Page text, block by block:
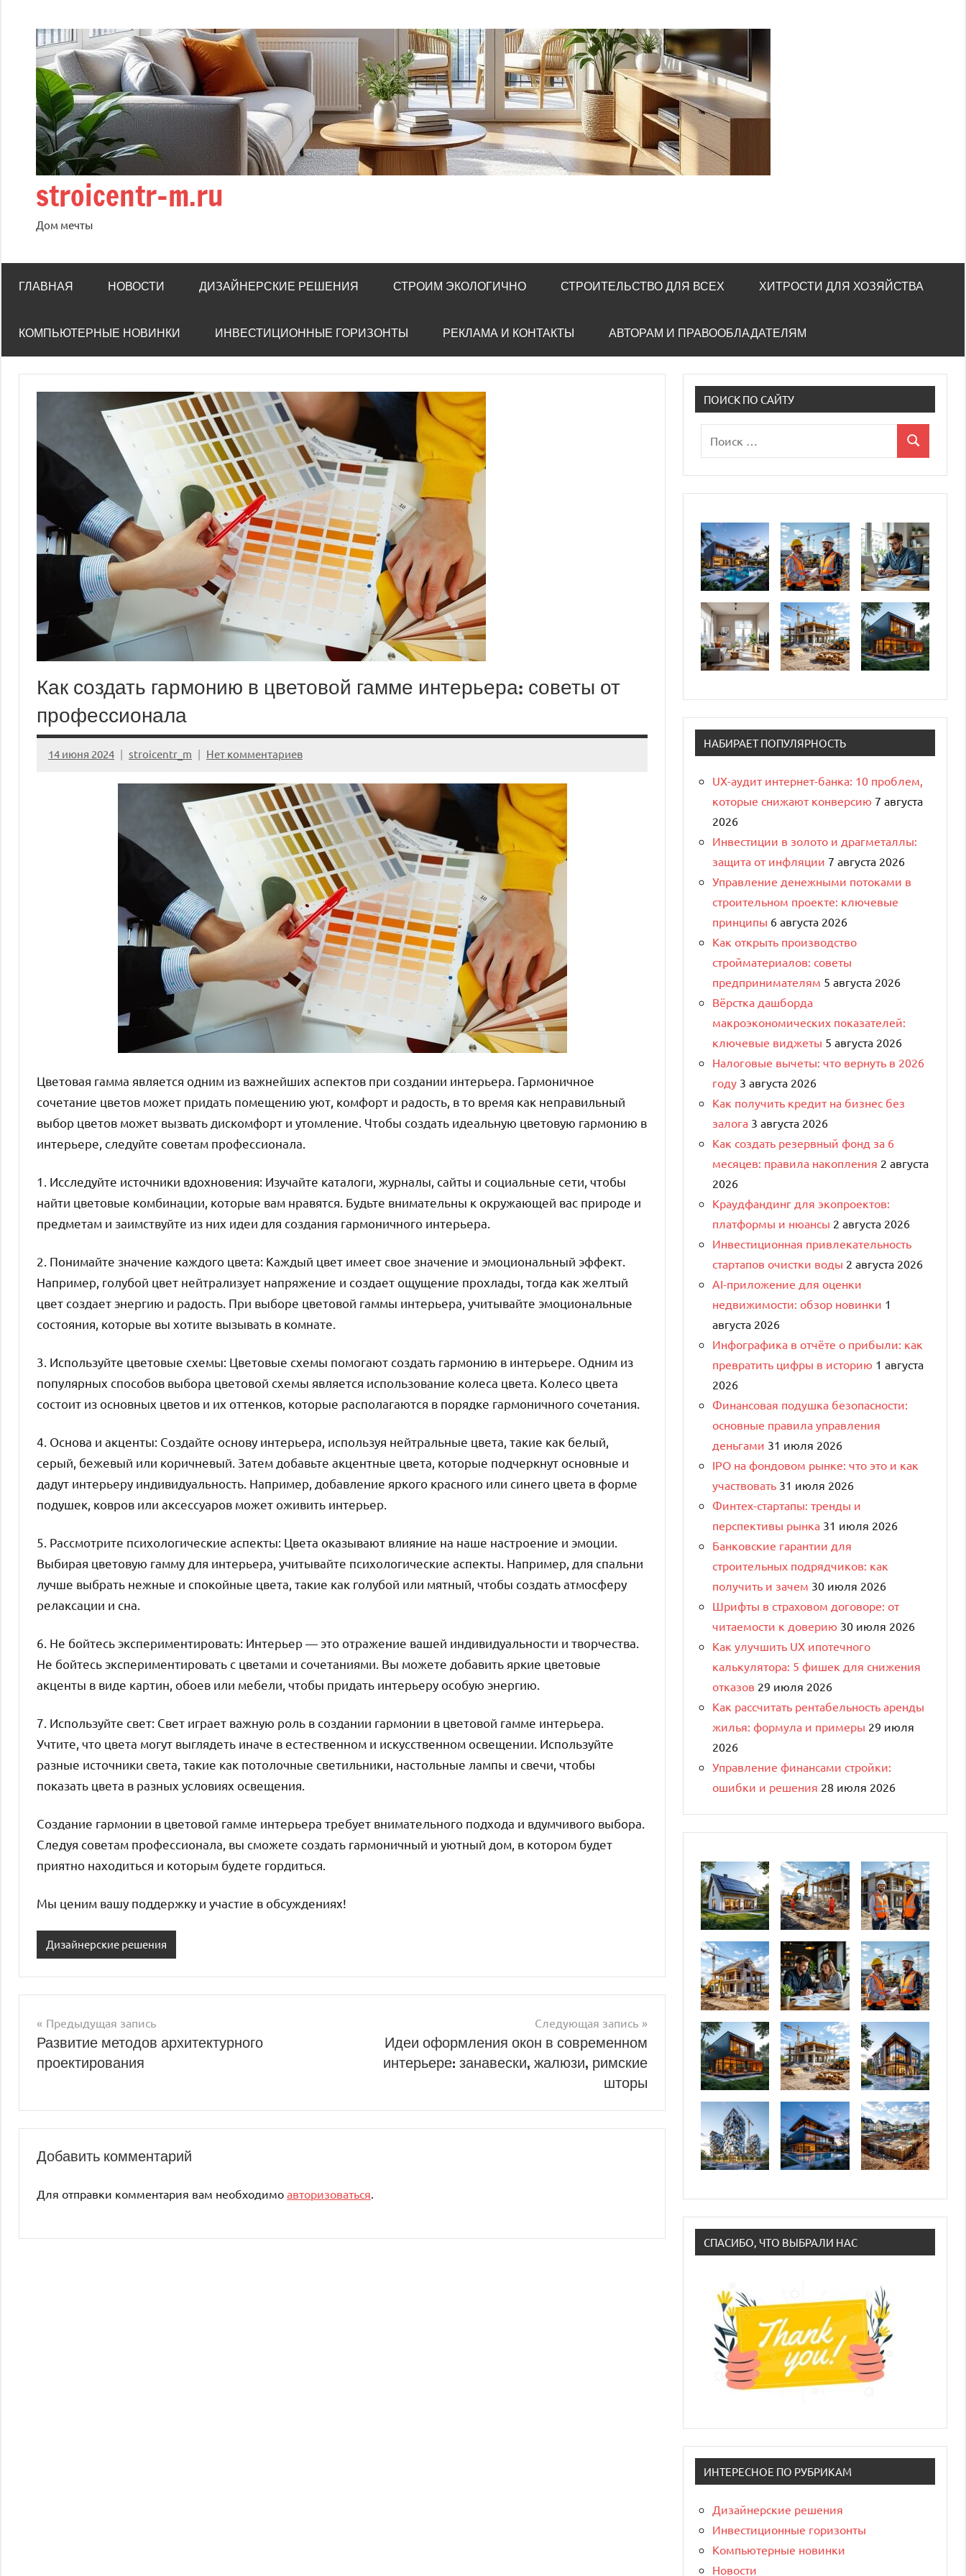
содержимому
stroicentr-m.ru
Дом мечты
ГЛАВНАЯ НОВОСТИ ДИЗАЙНЕРСКИЕ РЕШЕНИЯ СТРОИМ ЭКОЛОГИЧНО СТРОИТЕЛЬСТВО ДЛЯ ВСЕХ ХИТРОСТИ ДЛЯ ХОЗЯЙСТВА
КОМПЬЮТЕРНЫЕ НОВИНКИ ИНВЕСТИЦИОННЫЕ ГОРИЗОНТЫ РЕКЛАМА И КОНТАКТЫ АВТОРАМ И ПРАВООБЛАДАТЕЛЯМ
Как создать гармонию в цветовой гамме интерьера: советы от
профессионала
14 июня 2024 stroicentr_m Нет комментариев
Цветовая гамма является одним из важнейших аспектов при создании интерьера. Гармоничное
сочетание цветов может придать помещению уют, комфорт и радость, в то время как неправильный
выбор цветов может вызвать дискомфорт и утомление. Чтобы создать идеальную цветовую гармонию в
интерьере, следуйте советам профессионала.
1. Исследуйте источники вдохновения: Изучайте каталоги, журналы, сайты и социальные сети, чтобы
найти цветовые комбинации, которые вам нравятся. Будьте внимательны к окружающей вас природе и
предметам и заимствуйте из них идеи для создания гармоничного интерьера.
2. Понимайте значение каждого цвета: Каждый цвет имеет свое значение и эмоциональный эффект.
Например, голубой цвет нейтрализует напряжение и создает ощущение прохлады, тогда как желтый
цвет создает энергию и радость. При выборе цветовой гаммы интерьера, учитывайте эмоциональные
состояния, которые вы хотите вызывать в комнате.
3. Используйте цветовые схемы: Цветовые схемы помогают создать гармонию в интерьере. Одним из
популярных способов выбора цветовой схемы является использование колеса цвета. Колесо цвета
состоит из основных цветов и их оттенков, которые располагаются в порядке гармоничного сочетания.
4. Основа и акценты: Создайте основу интерьера, используя нейтральные цвета, такие как белый,
серый, бежевый или коричневый. Затем добавьте акцентные цвета, которые подчеркнут основные и
дадут интерьеру индивидуальность. Например, добавление яркого красного или синего цвета в форме
подушек, ковров или аксессуаров может оживить интерьер.
5. Рассмотрите психологические аспекты: Цвета оказывают влияние на наше настроение и эмоции.
Выбирая цветовую гамму для интерьера, учитывайте психологические аспекты. Например, для спальни
лучше выбрать нежные и спокойные цвета, такие как голубой или мятный, чтобы создать атмосферу
релаксации и сна.
6. Не бойтесь экспериментировать: Интерьер — это отражение вашей индивидуальности и творчества.
Не бойтесь экспериментировать с цветами и сочетаниями. Вы можете добавить яркие цветовые
акценты в виде картин, обоев или мебели, чтобы придать интерьеру особую энергию.
7. Используйте свет: Свет играет важную роль в создании гармонии в цветовой гамме интерьера.
Учтите, что цвета могут выглядеть иначе в естественном и искусственном освещении. Используйте
разные источники света, такие как потолочные светильники, настольные лампы и свечи, чтобы
показать цвета в разных условиях освещения.
Создание гармонии в цветовой гамме интерьера требует внимательного подхода и вдумчивого выбора.
Следуя советам профессионала, вы сможете создать гармоничный и уютный дом, в котором будет
приятно находиться и которым будете гордиться.
Мы ценим вашу поддержку и участие в обсуждениях!
Дизайнерские решения
Навигация
по
Предыдущая запись
Развитие методов архитектурного
проектирования
Следующая запись
Идеи оформления окон в современном
интерьере: занавески, жалюзи, римские
шторы
Добавить комментарий
Для отправки комментария вам необходимо авторизоваться
ПОИСК ПО САЙТУ
для:
Поиск
НАБИРАЕТ ПОПУЛЯРНОСТЬ
UX-аудит интернет-банка: 10 проблем,
которые снижают конверсию 7 августа
2026
Инвестиции в золото и драгметаллы:
защита от инфляции 7 августа 2026
Управление денежными потоками в
строительном проекте: ключевые
принципы 6 августа 2026
Как открыть производство
стройматериалов: советы
предпринимателям 5 августа 2026
Вёрстка дашборда
макроэкономических показателей:
ключевые виджеты 5 августа 2026
Налоговые вычеты: что вернуть в 2026
году 3 августа 2026
Как получить кредит на бизнес без
залога 3 августа 2026
Как создать резервный фонд за 6
месяцев: правила накопления 2 августа
2026
Краудфандинг для экопроектов:
платформы и нюансы 2 августа 2026
Инвестиционная привлекательность
стартапов очистки воды 2 августа 2026
AI-приложение для оценки
недвижимости: обзор новинки 1
августа 2026
Инфографика в отчёте о прибыли: как
превратить цифры в историю 1 августа
2026
Финансовая подушка безопасности:
основные правила управления
деньгами 31 июля 2026
IPO на фондовом рынке: что это и как
участвовать 31 июля 2026
Финтех-стартапы: тренды и
перспективы рынка 31 июля 2026
Банковские гарантии для
строительных подрядчиков: как
получить и зачем 30 июля 2026
Шрифты в страховом договоре: от
читаемости к доверию 30 июля 2026
Как улучшить UX ипотечного
калькулятора: 5 фишек для снижения
отказов 29 июля 2026
Как рассчитать рентабельность аренды
жилья: формула и примеры 29 июля
2026
Управление финансами стройки:
ошибки и решения 28 июля 2026
СПАСИБО, ЧТО ВЫБРАЛИ НАС
ИНТЕРЕСНОЕ ПО РУБРИКАМ
Дизайнерские решения
Инвестиционные горизонты
Компьютерные новинки
Новости